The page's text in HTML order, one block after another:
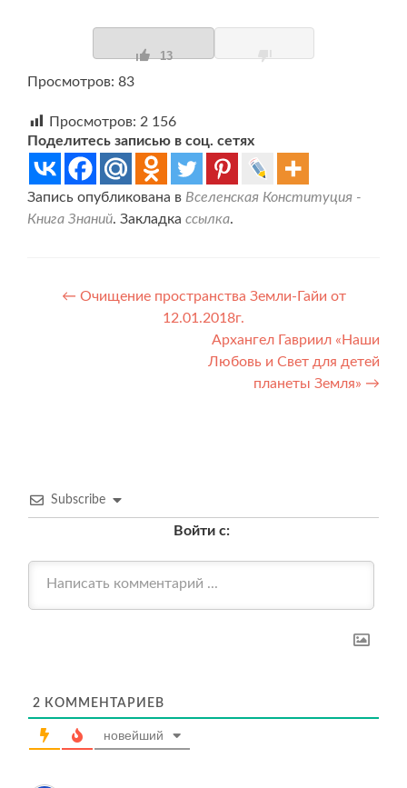
13
Просмотров: 83
Просмотров: 2 156
Поделитесь записью в соц. сетях
Запись опубликована в Вселенская Конституция -
Книга Знаний. Закладка ссылка.
Навигация
← Очищение пространства Земли-Гайи от
12.01.2018г.
Архангел Гавриил «Наши
Любовь и Свет для детей
планеты Земля» →
Subscribe
Войти с:
2 КОММЕНТАРИЕВ
новейший